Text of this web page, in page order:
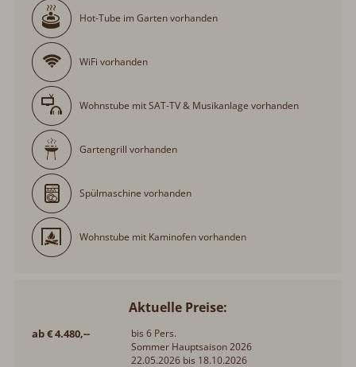
Hot-Tube im Garten vorhanden
WiFi vorhanden
Wohnstube mit SAT-TV & Musikanlage vorhanden
Gartengrill vorhanden
Spülmaschine vorhanden
Wohnstube mit Kaminofen vorhanden
Aktuelle Preise:
ab € 4.480,--
bis 6 Pers.
Sommer Hauptsaison 2026
22.05.2026 bis 18.10.2026